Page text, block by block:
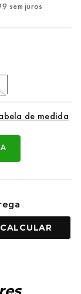
sem juros
de medida